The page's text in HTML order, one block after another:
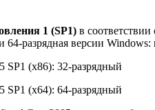
1 (SP1) в
64-разрядная версии
SP1 (x86): 32-разрядный
SP1 (x64): 64-разрядный